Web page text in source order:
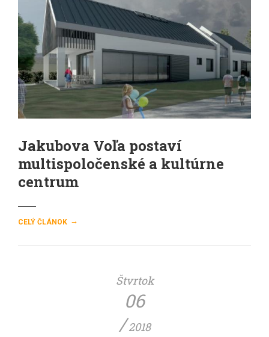
Jakubova Voľa postaví
multispoločenské a kultúrne
centrum
CELÝ ČLÁNOK →
Štvrtok
06
/2018